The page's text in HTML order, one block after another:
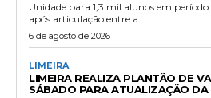
Unidade para 1,3 mil alunos em
após articulação entre a...
6 de agosto de 2026
LIMEIRA
LIMEIRA REALIZA PLANTÃO DE
SÁBADO PARA ATUALIZAÇÃO